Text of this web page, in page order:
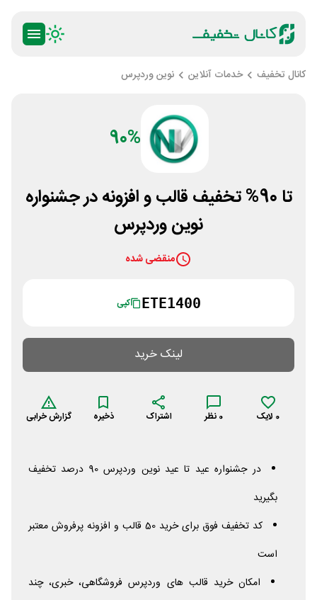
کانال تخفیف خدمات آنلاین نوین وردپرس
90%
تا 90% تخفیف قالب و افزونه در جشنواره
نوین وردپرس
منقضی شده
ETE1400 کپی
لینک خرید
0 لایک 0 نظر اشتراک ذخیره گزارش خرابی
در جشنواره عید تا عید نوین وردپرس 90 درصد تخفیف
بگیرید
کد تخفیف فوق برای خرید 50 قالب و افزونه پرفروش معتبر
است
امکان خرید قالب های وردپرس فروشگاهی، خبری، چند